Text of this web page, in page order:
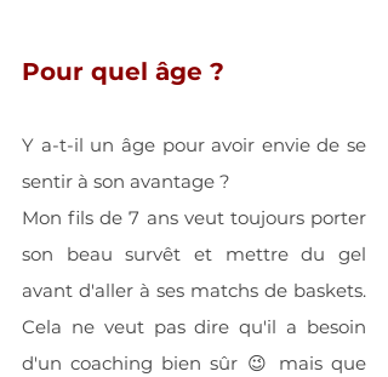
Pour quel âge ?
Y a-t-il un âge pour avoir envie de se
sentir à son avantage ?
Mon fils de 7 ans veut toujours porter
son beau survêt et mettre du gel
avant d'aller à ses matchs de baskets.
Cela ne veut pas dire qu'il a besoin
d'un coaching bien sûr 😉 mais que